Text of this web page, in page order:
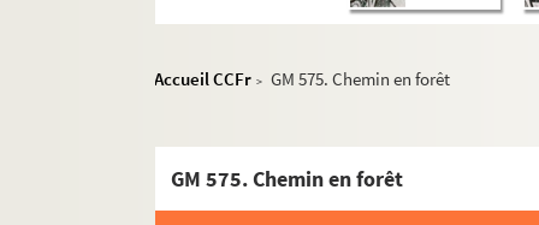
Accueil CCFr > GM 575. Chemin en forêt
GM 575. Chemin en forêt
Boîte n°1
Boîte n°2